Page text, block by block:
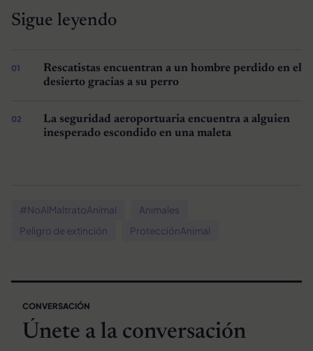
Sigue leyendo
Rescatistas encuentran a un hombre perdido en el
desierto gracias a su perro
La seguridad aeroportuaria encuentra a alguien
inesperado escondido en una maleta
#NoAlMaltratoAnimal
Animales
Peligro de extinción
ProtecciónAnimal
CONVERSACIÓN
Únete a la conversación